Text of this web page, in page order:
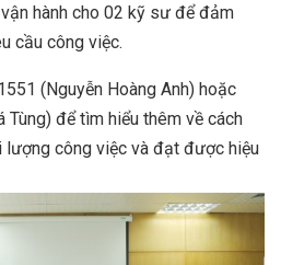
hành cho 02 kỹ sư để đảm
cầu công việc.
(Nguyễn Hoàng Anh) hoặc
để tìm hiểu thêm về cách
lượng công việc và đạt được hiệu